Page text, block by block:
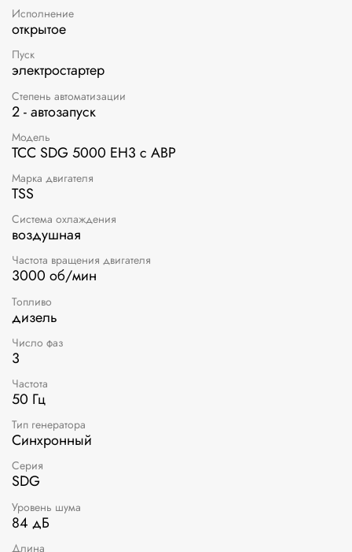
Исполнение
открытое
Пуск
электростартер
Степень автоматизации
2 - автозапуск
Модель
ТСС SDG 5000 EH3 с АВР
Марка двигателя
TSS
Система охлаждения
воздушная
Частота вращения двигателя
3000 об/мин
Топливо
дизель
Число фаз
3
Частота
50 Гц
Тип генератора
Синхронный
Серия
SDG
Уровень шума
84 дБ
Длина